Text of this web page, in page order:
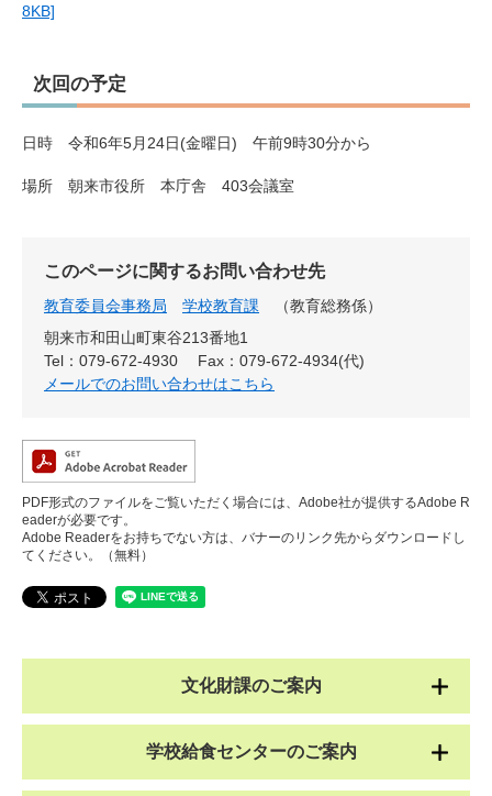
8KB]
次回の予定
日時 令和6年5月24日(金曜日) 午前9時30分から
場所 朝来市役所 本庁舎 403会議室
このページに関するお問い合わせ先
教育委員会事務局 学校教育課
教育総務係
朝来市和田山町東谷213番地1
Tel：079-672-4930
Fax：079-672-4934(代)
メールでのお問い合わせはこちら
PDF形式のファイルをご覧いただく場合には、Adobe社が提供するAdobe R
eaderが必要です。
Adobe Readerをお持ちでない方は、バナーのリンク先からダウンロードし
てください。（無料）
文化財課のご案内
学校給食センターのご案内